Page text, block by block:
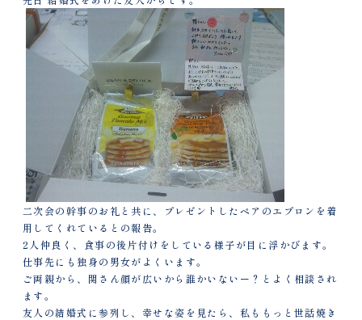
二次会の幹事のお礼と共に、プレゼントしたペアのエプロンを着
用してくれているとの報告。
2人仲良く、食事の後片付けをしている様子が目に浮かびます。
仕事先にも独身の男女がよくいます。
ご両親から、関さん顔が広いから誰かいないー？とよく相談され
ます。
友人の結婚式に参列し、幸せな姿を見たら、私ももっと世話焼き